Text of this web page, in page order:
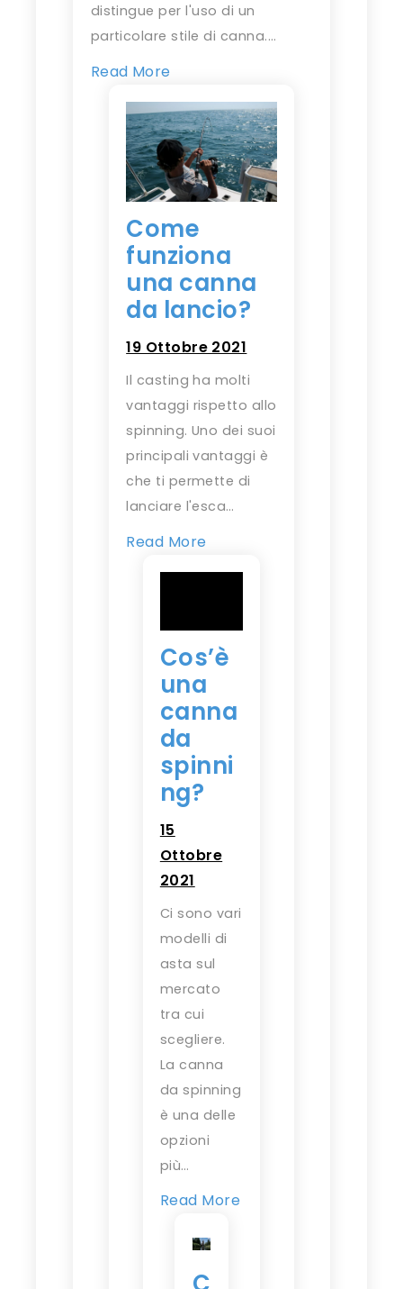
distingue per l'uso di un
particolare stile di canna.…
Read More
Come
funziona
una canna
da lancio?
19 Ottobre 2021
Il casting ha molti
vantaggi rispetto allo
spinning. Uno dei suoi
principali vantaggi è
che ti permette di
lanciare l'esca…
Read More
Cos’è
una
canna
da
spinni
ng?
15
Ottobre
2021
Ci sono vari
modelli di
asta sul
mercato
tra cui
scegliere.
La canna
da spinning
è una delle
opzioni
più…
Read More